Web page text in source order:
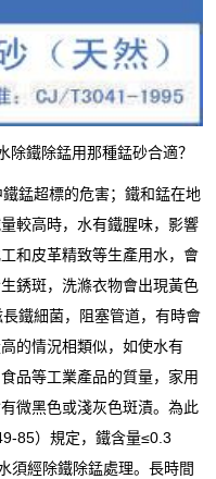
鐵除錳用那種錳砂合適？
錳超標的危害；鐵和錳在地
較高時，水有鐵腥味，影響
和皮革精致等生產用水，會
銹斑，洗滌衣物會出現黃色
鐵細菌，阻塞管道，有時會
的情況相類似，如使水有
品等工業產品的質量，家用
微黑色或淺灰色斑漬。為此
85）規定，鐵含量≤0.3
須經除鐵除錳處理。長時間